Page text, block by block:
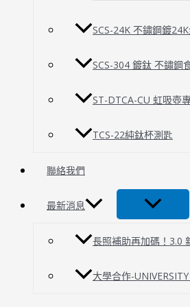
SCS-24K 不鏽鋼鍍
SCS-304 鍍鈦 不鏽鋼
ST-DTCA-CU 虹吸壺
TCS-22純鈦杯測匙
聯絡我們
最新消息
長照補助再加碼！3.0
大學合作-